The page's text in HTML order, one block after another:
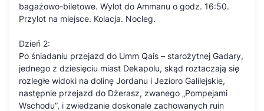
bagażowo-biletowe. Wylot do Ammanu o godz. 16:50.
Przylot na miejsce. Kolacja. Nocleg.
Dzień 2:
Po śniadaniu przejazd do Umm Qais – starożytnej Gadary,
jednego z dziesięciu miast Dekapolu, skąd roztaczają się
rozległe widoki na dolinę Jordanu i Jezioro Galilejskie,
następnie przejazd do Dżerasz, zwanego „Pompejami
Wschodu”, i zwiedzanie doskonale zachowanych ruin